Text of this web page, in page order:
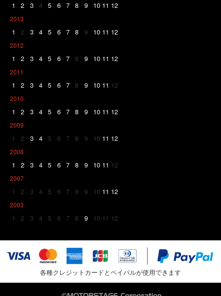
1 2 3 4 5 6 7 8 9 10 11 12
2013
1 2 3 4 5 6 7 8 9 10 11 12
2012
1 2 3 4 5 6 7 8 9 10 11 12
2011
1 2 3 4 5 6 7 8 9 10 11 12
2010
1 2 3 4 5 6 7 8 9 10 11 12
2009
1 2 3 4 5 6 7 8 9 10 11 12
2008
1 2 3 4 5 6 7 8 9 10 11 12
2007
1 2 3 4 5 6 7 8 9 10 11 12
2003
1 2 3 4 5 6 7 8 9 10 11 12
各種クレジットカードとペイパルが使用できます